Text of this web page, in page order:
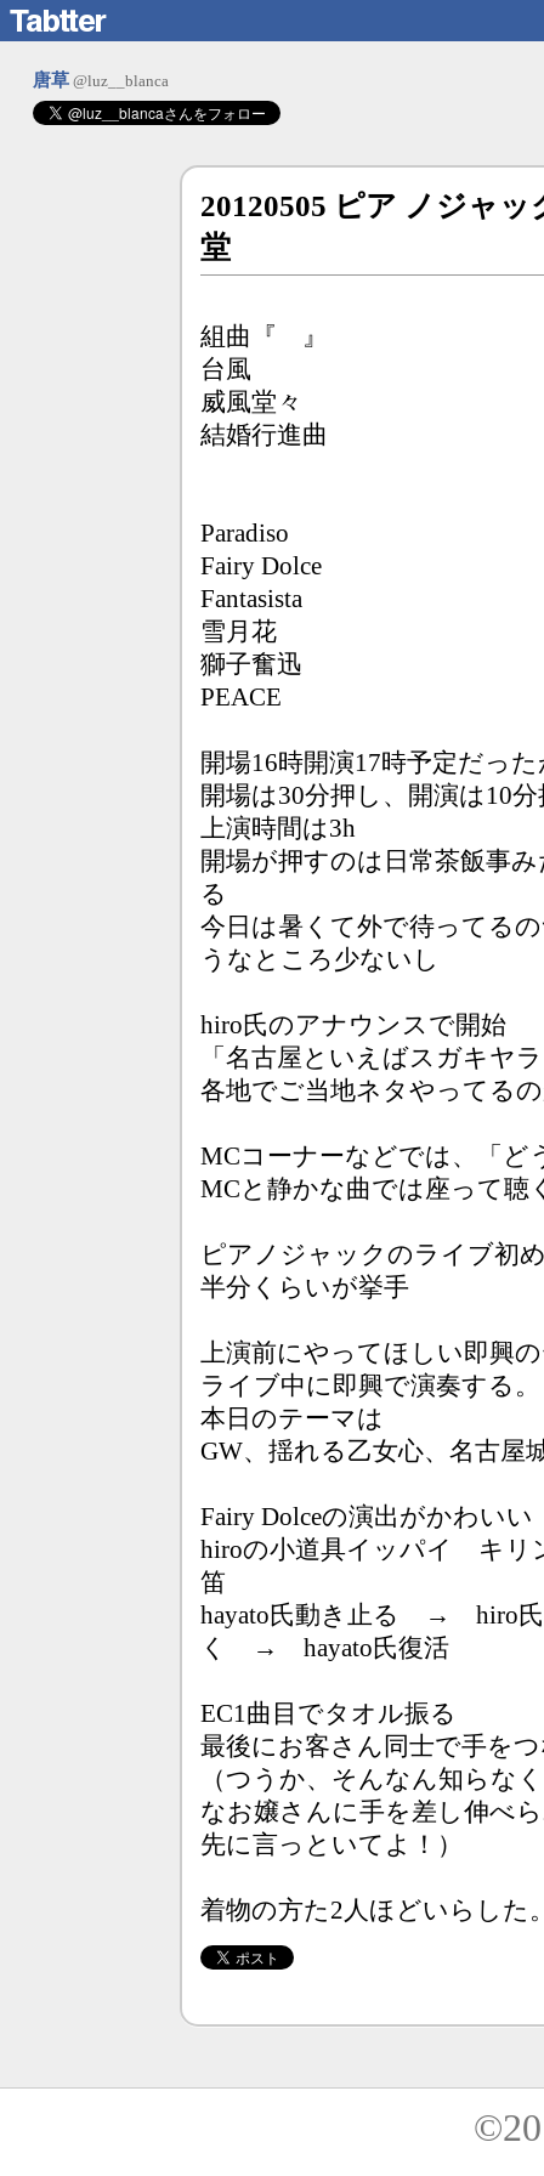
唐草 @luz__blanca
20120505 ピア ノジャッ
堂
組曲『 』
台風
威風堂々
結婚行進曲
Paradiso
Fairy Dolce
Fantasista
雪月花
獅子奮迅
PEACE
開場16時開演17時予定だっ
開場は30分押し、開演は10
上演時間は3h
開場が押すのは日常茶飯事
る
今日は暑くて外で待ってる
うなところ少ないし
hiro氏のアナウンスで開始
「名古屋といえばスガキヤ
各地でご当地ネタやってる
MCコーナーなどでは、「ど
MCと静かな曲では座って聴
ピアノジャックのライブ初
半分くらいが挙手
上演前にやってほしい即興
ライブ中に即興で演奏する。
本日のテーマは
GW、揺れる乙女心、名古屋
Fairy Dolceの演出がかわいい
hiroの小道具イッパイ キリ
笛
hayato氏動き止る → hiro氏
く → hayato氏復活
EC1曲目でタオル振る
最後にお客さん同士で手を
（つうか、そんなん知らな
なお嬢さんに手を差し伸べ
先に言っといてよ！）
着物の方た2人ほどいらし